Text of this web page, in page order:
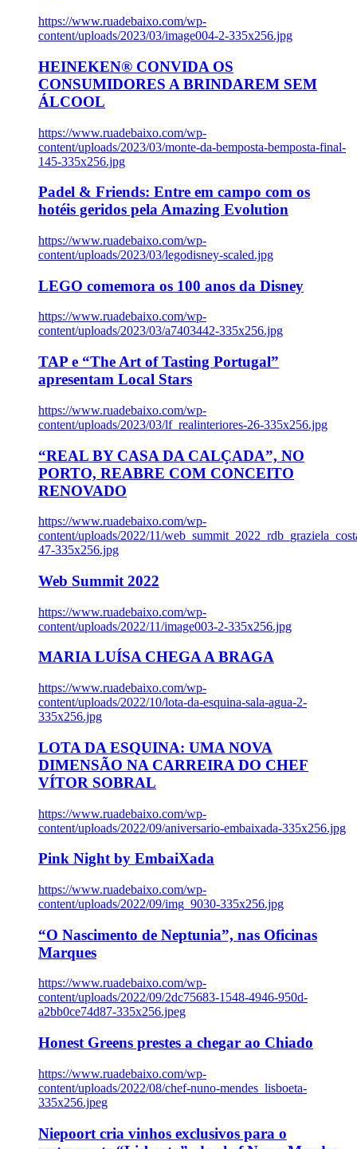
https://www.ruadebaixo.com/wp-
content/uploads/2023/03/image004-2-335x256.jpg
HEINEKEN® CONVIDA OS
CONSUMIDORES A BRINDAREM SEM
ÁLCOOL
https://www.ruadebaixo.com/wp-
content/uploads/2023/03/monte-da-bemposta-bemposta-final-
145-335x256.jpg
Padel & Friends: Entre em campo com os
hotéis geridos pela Amazing Evolution
https://www.ruadebaixo.com/wp-
content/uploads/2023/03/legodisney-scaled.jpg
LEGO comemora os 100 anos da Disney
https://www.ruadebaixo.com/wp-
content/uploads/2023/03/a7403442-335x256.jpg
TAP e “The Art of Tasting Portugal”
apresentam Local Stars
https://www.ruadebaixo.com/wp-
content/uploads/2023/03/lf_realinteriores-26-335x256.jpg
“REAL BY CASA DA CALÇADA”, NO
PORTO, REABRE COM CONCEITO
RENOVADO
https://www.ruadebaixo.com/wp-
content/uploads/2022/11/
47-335x256.jpg
Web Summit 2022
https://www.ruadebaixo.com/wp-
content/uploads/2022/11/image003-2-335x256.jpg
MARIA LUÍSA CHEGA A BRAGA
https://www.ruadebaixo.com/wp-
content/uploads/2022/10/lota-da-esquina-sala-agua-2-
335x256.jpg
LOTA DA ESQUINA: UMA NOVA
DIMENSÃO NA CARREIRA DO CHEF
VÍTOR SOBRAL
https://www.ruadebaixo.com/wp-
content/uploads/2022/09/aniversario-embaixada-335x256.jpg
Pink Night by EmbaiXada
https://www.ruadebaixo.com/wp-
content/uploads/2022/09/img_9030-335x256.jpg
“O Nascimento de Neptunia”, nas Oficinas
Marques
https://www.ruadebaixo.com/wp-
content/uploads/2022/09/2dc75683-1548-4946-950d-
a2bb0ce74d87-335x256.jpeg
Honest Greens prestes a chegar ao Chiado
https://www.ruadebaixo.com/wp-
content/uploads/2022/08/chef-nuno-mendes_lisboeta-
335x256.jpeg
Niepoort cria vinhos exclusivos para o